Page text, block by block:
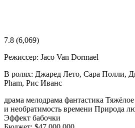
7.8 (6,069)
Режиссер: Jaco Van Dormael
В ролях: Джаред Лето, Сара Полли,
Pham, Рис Иванс
драма мелодрама фантастика
и необратимость времени Природа
Эффект бабочки